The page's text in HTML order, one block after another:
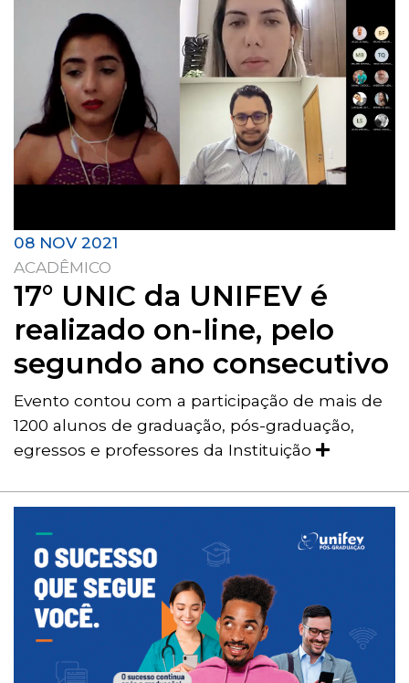
08 NOV 2021
ACADÊMICO
17° UNIC da UNIFEV é
realizado on-line, pelo
segundo ano consecutivo
Evento contou com a participação de mais de
1200 alunos de graduação, pós-graduação,
egressos e professores da Instituição